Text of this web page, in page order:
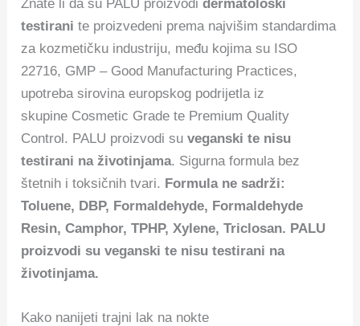
Znate li da su PALU proizvodidermatološki
testirani te proizvedeni prema najvišim standardima
za kozmetičku industriju, među kojima su ISO
22716, GMP – Good Manufacturing Practices,
upotreba sirovina europskog podrijetla iz
skupine Cosmetic Grade te Premium Quality
Control. PALU proizvodi suveganski te nisu
testirani na životinjama. Sigurna formula bez
štetnih i toksičnih tvari. Formula ne sadrži:
Toluene, DBP, Formaldehyde, Formaldehyde
Resin, Camphor, TPHP, Xylene, Triclosan. PALU
proizvodi su veganski te nisu testirani na
životinjama.
Kako nanijeti trajni lak na nokte